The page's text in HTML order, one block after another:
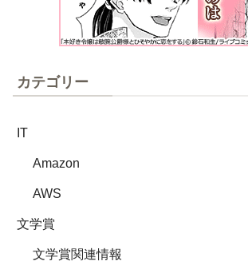
カテゴリー
IT
Amazon
AWS
文学賞
文学賞関連情報